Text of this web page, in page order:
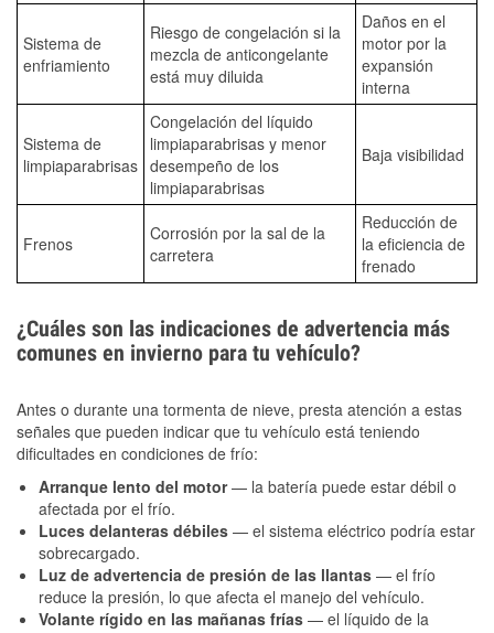
Sistema de
enfriamiento
Riesgo de congelación si la
mezcla de anticongelante
está muy diluida
Daños en el
motor por la
expansión
interna
Sistema de
limpiaparabrisas
Congelación del líquido
limpiaparabrisas y menor
desempeño de los
limpiaparabrisas
Baja visibilidad
Frenos
Corrosión por la sal de la
carretera
Reducción de
la eficiencia de
frenado
¿Cuáles son las indicaciones de advertencia más
comunes en invierno para tu vehículo?
Antes o durante una tormenta de nieve, presta atención a estas
señales que pueden indicar que tu vehículo está teniendo
dificultades en condiciones de frío:
Arranque lento del motor— la batería puede estar débil o
afectada por el frío.
Luces delanteras débiles — el sistema eléctrico podría estar
sobrecargado.
Luz de advertencia de presión de las llantas — el frío
reduce la presión, lo que afecta el manejo del vehículo.
Volante rígido en las mañanas frías — el líquido de la